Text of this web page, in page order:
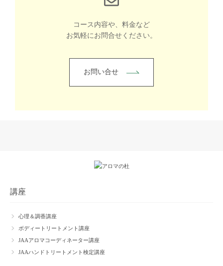
コース内容や、料金など
お気軽にお問合せください。
お問い合せ
講座
心理＆調香講座
ボディートリートメント講座
JAAアロマコーディネーター講座
JAAハンドトリートメント検定講座